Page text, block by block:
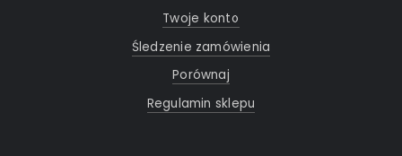
Twoje konto
Śledzenie zamówienia
Porównaj
Regulamin sklepu